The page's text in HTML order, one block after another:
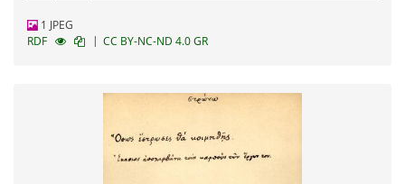
1 JPEG
RDF
| CC BY-NC-ND 4.0 GR